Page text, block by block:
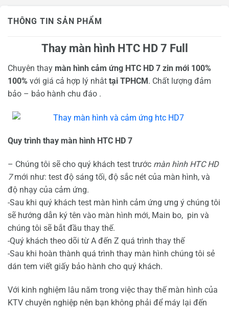
THÔNG TIN SẢN PHẨM
Thay màn hình HTC HD 7 Full
Chuyên thay màn hình cảm ứng HTC HD 7 zin mới 100%
100% với giá cả hợp lý nhât tại TPHCM. Chất lượng đảm
bảo – bảo hành chu đáo .
Quy trình thay màn hình HTC HD 7
– Chúng tôi sẽ cho quý khách test trước màn hình HTC HD
7mới như: test độ sáng tối, độ sắc nét của màn hình, và
độ nhạy của cảm ứng.
-Sau khi quý khách test màn hình cảm ứng ưng ý chúng tôi
sẽ hướng dẫn ký tên vào màn hình mới, Main bo, pin và
chúng tôi sẽ bắt đầu thay thế.
-Quý khách theo dõi từ A đến Z quá trình thay thế
-Sau khi hoàn thành quá trình thay màn hình chúng tôi sẻ
dán tem viết giấy bảo hành cho quý khách.
Với kinh nghiệm lâu năm trong việc thay thế màn hình của
KTV chuyên nghiệp nên bạn không phải để máy lại đến